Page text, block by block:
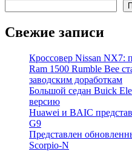
Свежие записи
Кроссовер Nissan NX7:
Ram 1500 Rumble Bee
заводским доработкам
Большой седан Buick
версию
Huawei и BAIC
G9
Представлен
Scorpio-N